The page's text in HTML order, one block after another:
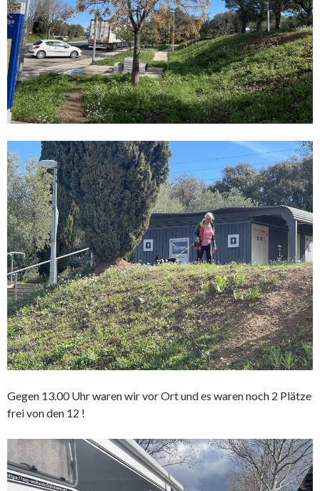
Gegen 13.00 Uhr waren wir vor Ort und es waren noch 2 Plätze
frei von den 12 !